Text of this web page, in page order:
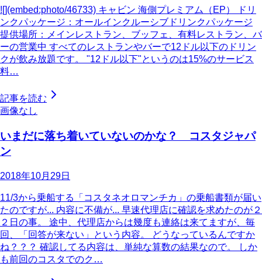
![](embed:photo/46733) キャビン 海側プレミアム（EP） ドリ
ンクパッケージ：オールインクルーシブドリンクパッケージ
提供場所：メインレストラン、ブッフェ、有料レストラン、バ
ーの営業中 すべてのレストランやバーで12ドル以下のドリン
クが飲み放題です。 "12ドル以下"というのは15%のサービス
料…
記事を読む
画像なし
いまだに落ち着いていないのかな？ コスタジャパ
ン
2018年10月29日
11/3から乗船する「コスタネオロマンチカ」の乗船書類が届い
たのですが... 内容に不備が... 早速代理店に確認を求めたのが２
２日の事。 途中、代理店からは幾度も連絡は来てますが、毎
回、「回答が来ない」という内容。 どうなっているんですか
ね？？？ 確認してる内容は、単純な算数の結果なので。 しか
も前回のコスタでのク…